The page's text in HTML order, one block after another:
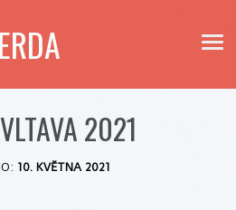
2021
10. KVĚTNA 2021